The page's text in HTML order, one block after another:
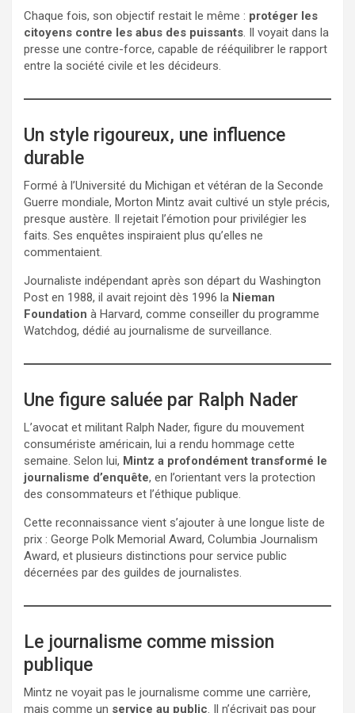
Chaque fois, son objectif restait le même : protéger les
citoyens contre les abus des puissants. Il voyait dans la
presse une contre-force, capable de rééquilibrer le rapport
entre la société civile et les décideurs.
Un style rigoureux, une influence
durable
Formé à l’Université du Michigan et vétéran de la Seconde
Guerre mondiale, Morton Mintz avait cultivé un style précis,
presque austère. Il rejetait l’émotion pour privilégier les
faits. Ses enquêtes inspiraient plus qu’elles ne
commentaient.
Journaliste indépendant après son départ du Washington
Post en 1988, il avait rejoint dès 1996 la Nieman
Foundation à Harvard, comme conseiller du programme
Watchdog, dédié au journalisme de surveillance.
Une figure saluée par Ralph Nader
L’avocat et militant Ralph Nader, figure du mouvement
consumériste américain, lui a rendu hommage cette
semaine. Selon lui, Mintz a profondément transformé le
journalisme d’enquête, en l’orientant vers la protection
des consommateurs et l’éthique publique.
Cette reconnaissance vient s’ajouter à une longue liste de
prix : George Polk Memorial Award, Columbia Journalism
Award, et plusieurs distinctions pour service public
décernées par des guildes de journalistes.
Le journalisme comme mission
publique
Mintz ne voyait pas le journalisme comme une carrière,
mais comme un service au public. Il n’écrivait pas pour